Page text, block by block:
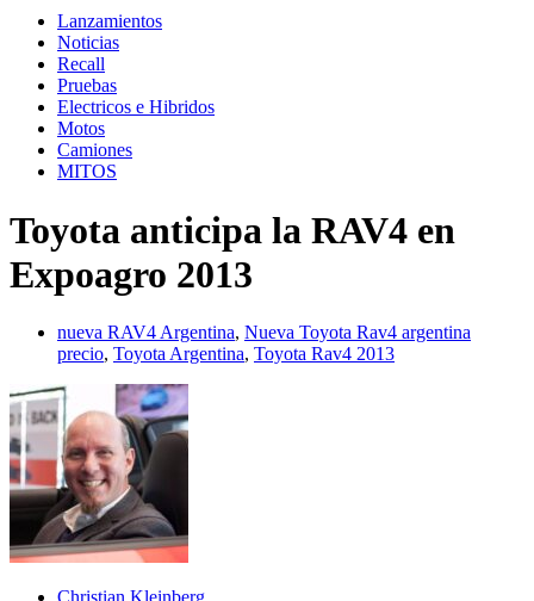
Lanzamientos
Noticias
Recall
Pruebas
Electricos e Hibridos
Motos
Camiones
MITOS
Toyota anticipa la RAV4 en
Expoagro 2013
nueva RAV4 Argentina, Nueva Toyota Rav4 argentina
precio, Toyota Argentina, Toyota Rav4 2013